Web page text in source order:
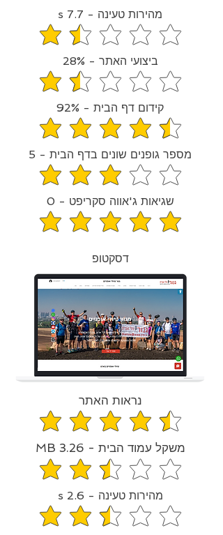
מהירות טעינה - 7.7 s
הוא 1.3 מתוך 5
ביצועי האתר - 28%
הוא 1.4 מתוך 5
קידום דף הבית - 92%
הוא 4.6 מתוך 5
מספר גופנים שונים בדף הבית - 5
הוא 3 מתוך 5
שגיאות ג'אווה סקריפט - 0
הוא 5 מתוך 5
דסקטופ
נראות האתר
הוא 4.6 מתוך 5
משקל עמוד הבית - 3.26 MB
הוא 2.3 מתוך 5
מהירות טעינה - 2.6 s
הוא 2.7 מתוך 5